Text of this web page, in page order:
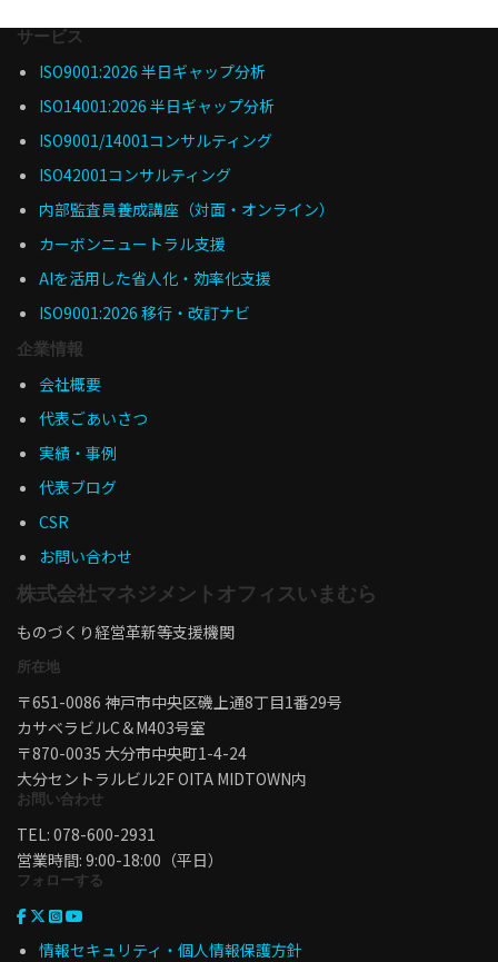
サービス
ISO9001:2026 半日ギャップ分析
ISO14001:2026 半日ギャップ分析
ISO9001/14001コンサルティング
ISO42001コンサルティング
内部監査員養成講座（対面・オンライン）
カーボンニュートラル支援
AIを活用した省人化・効率化支援
ISO9001:2026 移行・改訂ナビ
企業情報
会社概要
代表ごあいさつ
実績・事例
代表ブログ
CSR
お問い合わせ
株式会社マネジメントオフィスいまむら
ものづくり経営革新等支援機関
所在地
〒651-0086 神戸市中央区磯上通8丁目1番29号
カサベラビルC＆M403号室
〒870-0035 大分市中央町1-4-24
大分セントラルビル2F OITA MIDTOWN内
お問い合わせ
TEL: 078-600-2931
営業時間: 9:00-18:00（平日）
フォローする
情報セキュリティ・個人情報保護方針